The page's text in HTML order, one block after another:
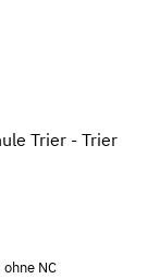
Trier - Trier
NC